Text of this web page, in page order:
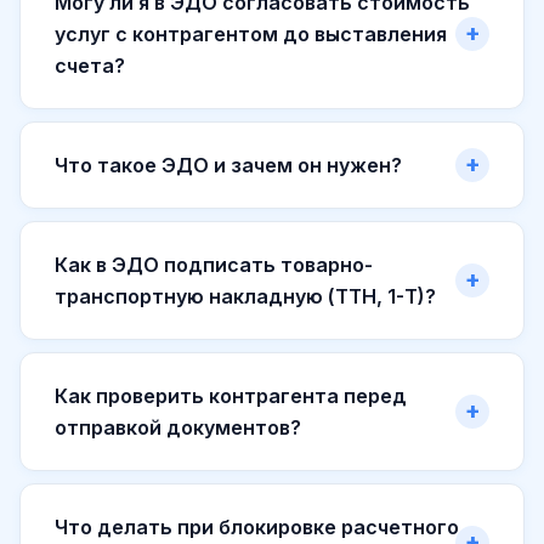
услуг с контрагентом до выставления
счета?
Что такое ЭДО и зачем он нужен?
Как в ЭДО подписать товарно-
транспортную накладную (ТТН, 1-Т)?
Как проверить контрагента перед
отправкой документов?
Что делать при блокировке расчетного